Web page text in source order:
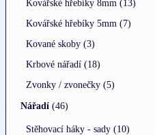
Kovářské hřebíky 8mm (13)
Kovářské hřebíky 5mm (7)
Kované skoby (3)
Krbové nářadí (18)
Zvonky / zvonečky (5)
Nářadí (46)
Stěhovací háky - sady (10)